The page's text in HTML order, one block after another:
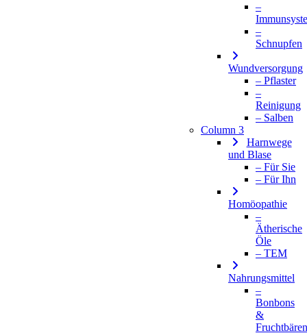
–
–
Schnupfen
Wundversorgung
– Pflaster
–
Reinigung
– Salben
Column 3
Harnwege
und Blase
– Für Sie
– Für Ihn
Homöopathie
–
Ätherische
Öle
– TEM
Nahrungsmittel
–
Bonbons
&
Fruchtbären